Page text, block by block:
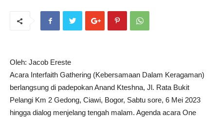
Oleh: Jacob Ereste
Acara Interfaith Gathering (Kebersamaan Dalam Keragaman)
berlangsung di padepokan Anand Kteshna, Jl. Rata Bukit
Pelangi Km 2 Gedong, Ciawi, Bogor, Sabtu sore, 6 Mei 2023
hingga dialog menjelang tengah malam. Agenda acara One